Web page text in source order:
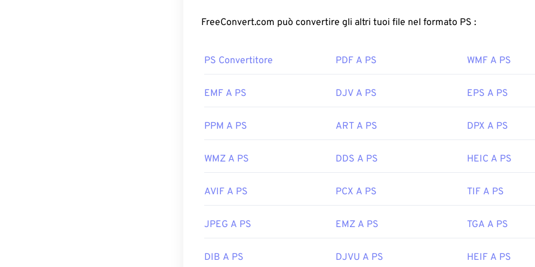
CBZ si apre di default con CDisplay Comic Reader , un programma freeware.
(iOS). Su Linux/Unix, prova
MComix .
l'estrazione dei file, è possibile convertirli singolarmente in altri formati, come
Sviluppato da:
Link utili:
FreeConvert.com può convertire gli altri tuoi file nel formato PS :
PS Convertitore PDF A PS WMF A PS
EMF A PS DJV A PS EPS A PS
PPM A PS ART A PS DPX A PS
WMZ A PS DDS A PS HEIC A PS
AVIF A PS PCX A PS TIF A PS
JPEG A PS EMZ A PS TGA A PS
DIB A PS DJVU A PS HEIF A PS